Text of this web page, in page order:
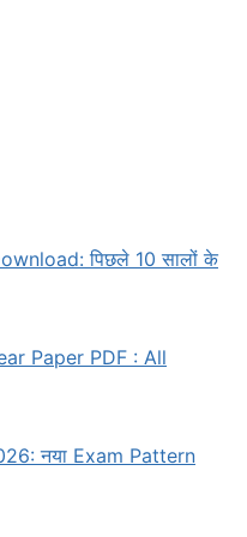
पिछले 10 सालों के
Paper PDF : All
नया Exam Pattern